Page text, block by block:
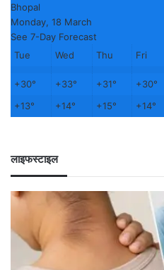
Bhopal
Monday, 18 March
See 7-Day Forecast
Tue
Wed Thu Fri
+30° +33° +31° +30°
+13° +14° +15° +14°
लाइफस्टाइल